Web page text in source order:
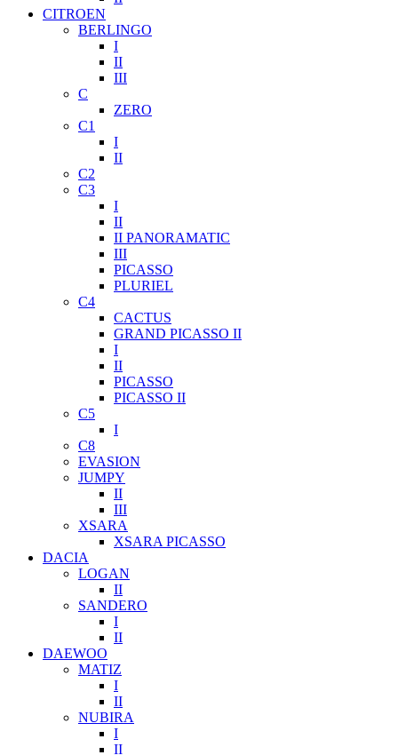
CITROEN
BERLINGO
I
II
III
C
ZERO
C1
I
II
C2
C3
I
II
II PANORAMATIC
III
PICASSO
PLURIEL
C4
CACTUS
GRAND PICASSO II
I
II
PICASSO
PICASSO II
C5
I
C8
EVASION
JUMPY
II
III
XSARA
XSARA PICASSO
DACIA
LOGAN
II
SANDERO
I
II
DAEWOO
MATIZ
I
II
NUBIRA
I
II